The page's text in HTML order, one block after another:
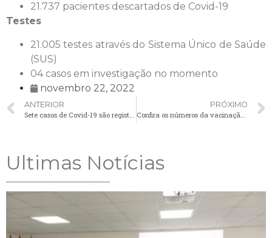
21.737 pacientes descartados de Covid-19
Testes
21.005 testes através do Sistema Único de Saúde
(SUS)
04 casos em investigação no momento
novembro 22, 2022
ANTERIOR
PRÓXIMO
Ultimas Notícias